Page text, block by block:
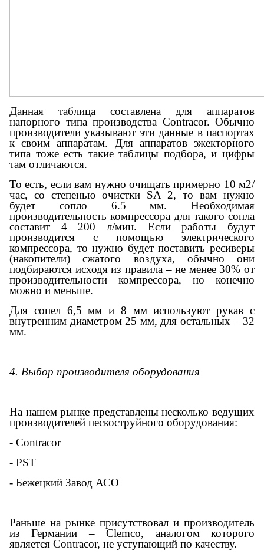
Данная таблица составлена для аппаратов
напорного типа производства Contracor. Обычно
производители указывают эти данные в паспортах
к своим аппаратам. Для аппаратов эжекторного
типа тоже есть такие таблицы подбора, и цифры
там отличаются.
То есть, если вам нужно очищать примерно 10 м2/
час, со степенью очистки SA 2, то вам нужно
будет сопло 6.5 мм. Необходимая
производительность компрессора для такого сопла
составит 4 200 л/мин. Если работы будут
производится с помощью электрического
компрессора, то нужно будет поставить ресиверы
(накопители) сжатого воздуха, обычно они
подбираются исходя из правила – не менее 30% от
производительности компрессора, но конечно
можно и меньше.
Для сопел 6,5 мм и 8 мм используют рукав с
внутренним диаметром 25 мм, для остальных – 32
мм.
4. Выбор производителя оборудования
На нашем рынке представлены несколько ведущих
производителей пескоструйного оборудования:
- Contracor
- PST
- Бежецкий Завод АСО
Раньше на рынке присутствовал и производитель
из Германии – Clemco, аналогом которого
является Contracor, не уступающий по качеству.